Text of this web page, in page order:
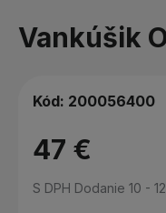
Vankúšik
Kód: 200056400
47 €
S DPH Dodanie 10 -